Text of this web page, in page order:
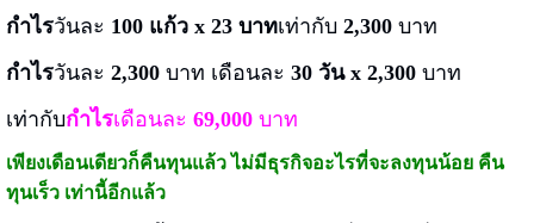
กำไรวันละ 100 แก้ว x 23 บาทเท่ากับ2,300 บาท
กำไรวันละ 2,300 บาท เดือนละ 30 วัน x 2,300 บาท
เท่ากับกำไรเดือนละ 69,000 บาท
เพียงเดือนเดียวก็คืนทุนแล้ว ไม่มีธุรกิจอะไรที่จะลงทุนน้อย คืน
ทุนเร็ว เท่านี้อีกแล้ว